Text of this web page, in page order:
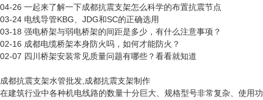
04-26 一起来了解一下成都抗震支架怎么科学的布置抗震节点
03-24 电线导管KBG、JDG和SC的正确选用
03-18 强电桥架与弱电桥架的间距是多少，有什么注意事项？
02-16 成都电缆桥架本身防火吗，如何才能防火？
02-07 四川桥架安装常见质量问题有哪些？看看就知道
成都抗震支架水管批发,成都抗震支架制作
在建筑行业中各种机电线路的数量十分巨大、规格型号非常复杂、使用功